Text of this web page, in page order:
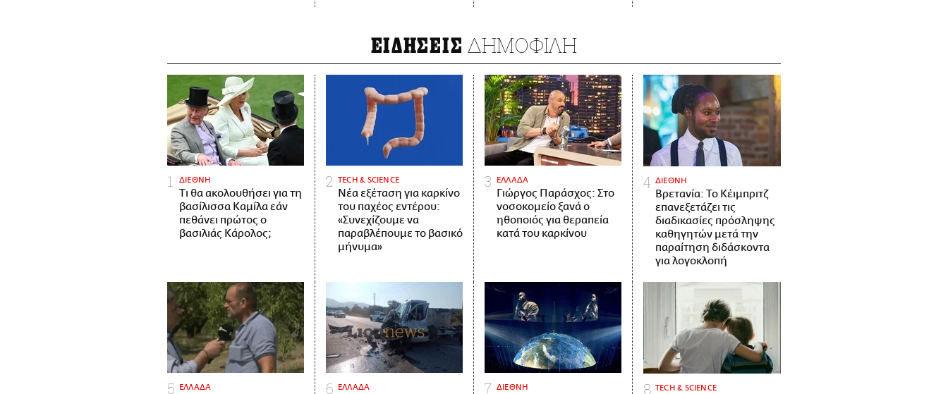
ΕΙΔΗΣΕΙΣ ΔΗΜΟΦΙΛΗ
ΔΙΕΘΝΗ
Τι θα ακολουθήσει για τη
βασίλισσα Καμίλα εάν
πεθάνει πρώτος ο
βασιλιάς Κάρολος;
ΤECH & SCIENCE
Νέα εξέταση για καρκίνο
του παχέος εντέρου:
«Συνεχίζουμε να
παραβλέπουμε το βασικό
μήνυμα»
ΕΛΛΑΔΑ
Γιώργος Παράσχος: Στο
νοσοκομείο ξανά ο
ηθοποιός για θεραπεία
κατά του καρκίνου
ΔΙΕΘΝΗ
Βρετανία: Το Κέιμπριτζ
επανεξετάζει τις
διαδικασίες πρόσληψης
καθηγητών μετά την
παραίτηση διδάσκοντα
για λογοκλοπή
ΕΛΛΑΔΑ ΕΛΛΑΔΑ ΔΙΕΘΝΗ ΤECH & SCIENCE